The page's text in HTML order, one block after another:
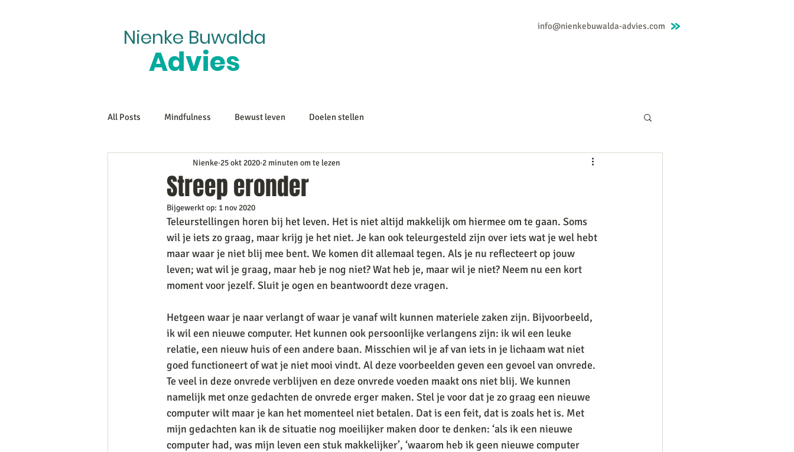
info@nienkebuwalda-advies.com
Nienke Buwalda
Advies
All Posts Mindfulness Bewust leven Doelen stellen
Streep eronder
Nienke 25 okt 2020 2 minuten om te lezen
Bijgewerkt op: 1 nov 2020
Teleurstellingen horen bij het leven. Het is niet altijd makkelijk om hiermee om te gaan. Soms
wil je iets zo graag, maar krijg je het niet. Je kan ook teleurgesteld zijn over iets wat je wel hebt
maar waar je niet blij mee bent. We komen dit allemaal tegen. Als je nu reflecteert op jouw
leven; wat wil je graag, maar heb je nog niet? Wat heb je, maar wil je niet? Neem nu een kort
moment voor jezelf. Sluit je ogen en beantwoordt deze vragen.
Hetgeen waar je naar verlangt of waar je vanaf wilt kunnen materiele zaken zijn. Bijvoorbeeld,
ik wil een nieuwe computer. Het kunnen ook persoonlijke verlangens zijn: ik wil een leuke
relatie, een nieuw huis of een andere baan. Misschien wil je af van iets in je lichaam wat niet
goed functioneert of wat je niet mooi vindt. Al deze voorbeelden geven een gevoel van onvrede.
Te veel in deze onvrede verblijven en deze onvrede voeden maakt ons niet blij. We kunnen
namelijk met onze gedachten de onvrede erger maken. Stel je voor dat je zo graag een nieuwe
computer wilt maar je kan het momenteel niet betalen. Dat is een feit, dat is zoals het is. Met
mijn gedachten kan ik de situatie nog moeilijker maken door te denken: ‘als ik een nieuwe
computer had, was mijn leven een stuk makkelijker’, ‘waarom heb ik geen nieuwe computer